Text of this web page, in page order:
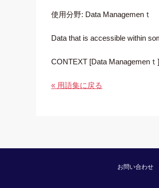
使用分野: Data Managemenｔ
Data that is accessible within
CONTEXT [Data Managemenｔ]
« 用語集に戻る
お問い合わせ